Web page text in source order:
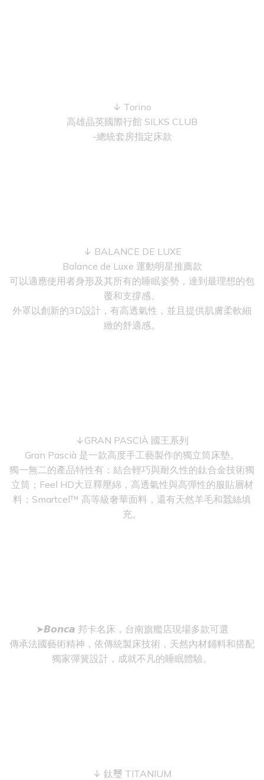
↓ Torino
高雄晶英國際行館 SILKS CLUB
-總統套房指定床款
↓ BALANCE DE LUXE
Balance de Luxe 運動明星推薦款
可以適應使用者身形及其所有的睡眠姿勢，達到最理想的包
覆和支撐感。
外罩以創新的3D設計，有高透氣性，並且提供肌膚柔軟細
緻的舒適感。
↓GRAN PASCIÀ 國王系列
Gran Pascià 是一款高度手工藝製作的獨立筒床墊。
獨一無二的產品特性有：結合輕巧與耐久性的鈦合金技術獨
立筒；Feel HD大豆釋壓綿，高透氣性與高彈性的服貼層材
料；Smartcel™ 高等級奢華面料，還有天然羊毛和蠶絲填
充。
➤𝘽𝙤𝙣𝙘𝙖 邦卡名床，台南旗艦店現場多款可選
傳承法國藝術精神，依傳統製床技術，天然內材鋪料和搭配
獨家彈簧設計，成就不凡的睡眠體驗。
↓ 鈦璽 TITANIUM